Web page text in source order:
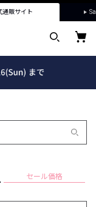
通販サイト
セール価格